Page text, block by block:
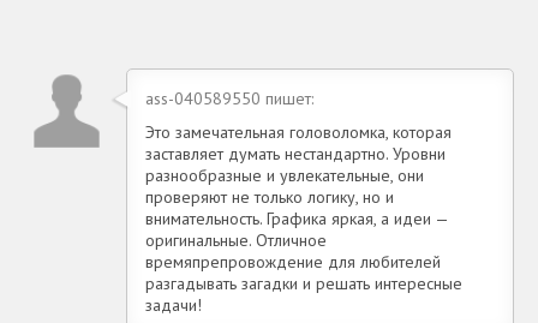
ass-040589550 пишет:
Это замечательная головоломка, которая
заставляет думать нестандартно. Уровни
разнообразные и увлекательные, они
проверяют не только логику, но и
внимательность. Графика яркая, а идеи —
оригинальные. Отличное
времяпрепровождение для любителей
разгадывать загадки и решать интересные
задачи!